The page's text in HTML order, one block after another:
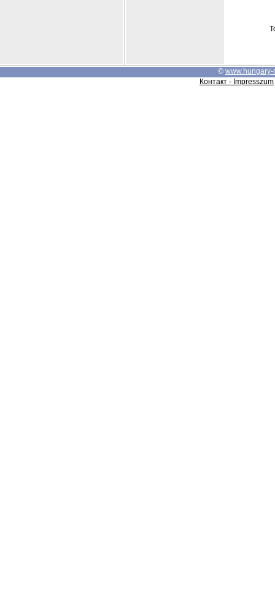
© www.hungary-
Контакт - Impresszum